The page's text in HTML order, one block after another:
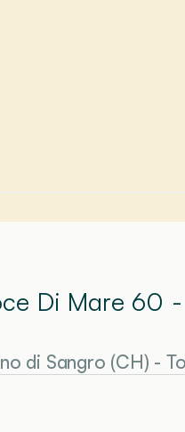
Di Mare 60
di Sangro (CH) -